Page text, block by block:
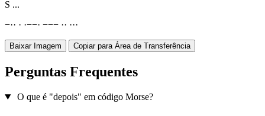
S ...
−·· · ·−−· −−− ·· ···
Baixar Imagem Copiar para Área de Transferência
Perguntas Frequentes
O que é "depois" em código Morse?